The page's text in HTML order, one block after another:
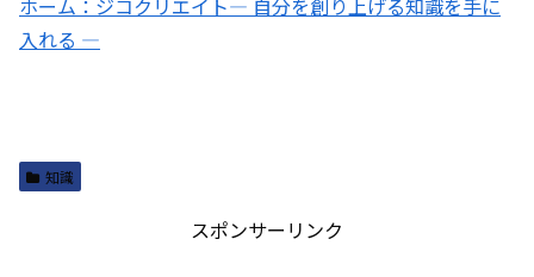
ホーム：ジコクリエイト― 自分を創り上げる知識を手に
入れる ―
知識
スポンサーリンク